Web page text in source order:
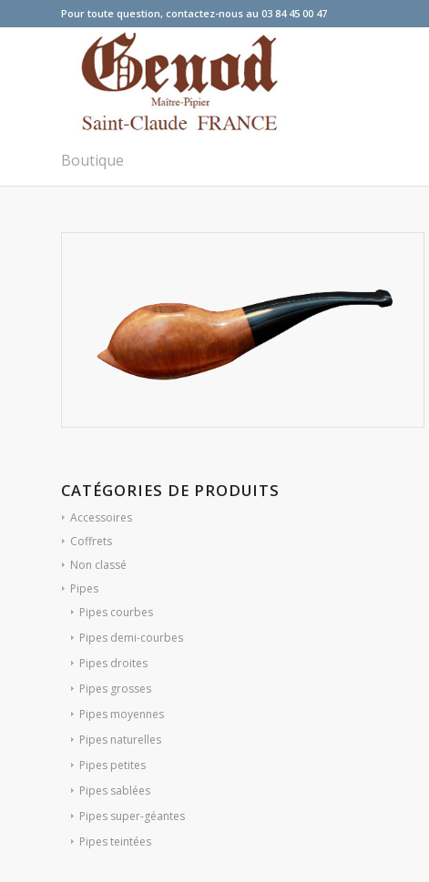
Pour toute question, contactez-nous au 03 84 45 00 47
Boutique
CATÉGORIES DE PRODUITS
Accessoires
Coffrets
Non classé
Pipes
Pipes courbes
Pipes demi-courbes
Pipes droites
Pipes grosses
Pipes moyennes
Pipes naturelles
Pipes petites
Pipes sablées
Pipes super-géantes
Pipes teintées